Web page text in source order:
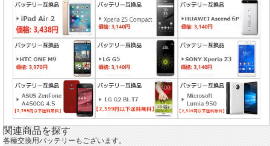
関連商品を探す
各種交換用バッテリーもございます。